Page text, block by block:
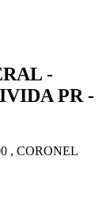
-
PR -
, CORONEL